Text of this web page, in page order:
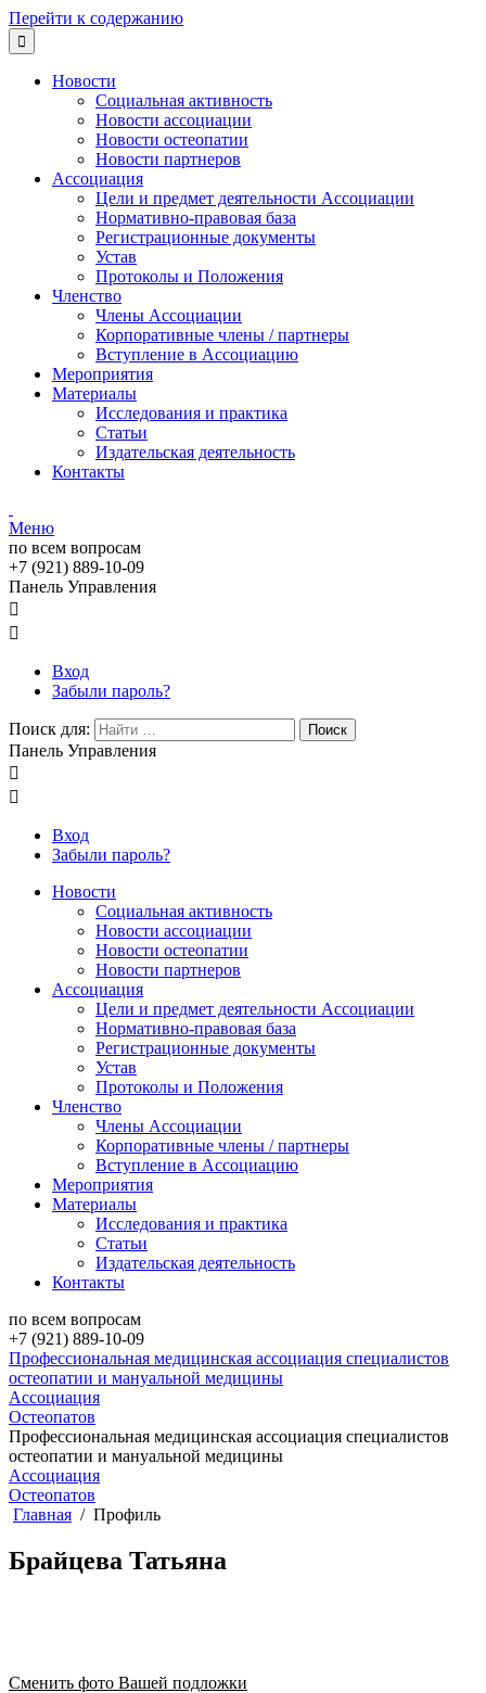
Перейти к содержанию

Новости
Социальная активность
Новости ассоциации
Новости остеопатии
Новости партнеров
Ассоциация
Цели и предмет деятельности Ассоциации
Нормативно-правовая база
Регистрационные документы
Устав
Протоколы и Положения
Членство
Члены Ассоциации
Корпоративные члены / партнеры
Вступление в Ассоциацию
Мероприятия
Материалы
Исследования и практика
Статьи
Издательская деятельность
Контакты
Меню
по всем вопросам
+7 (921) 889-10-09
Панель Управления


Вход
Забыли пароль?
Поиск для: Поиск
Панель Управления


Вход
Забыли пароль?
Новости
Социальная активность
Новости ассоциации
Новости остеопатии
Новости партнеров
Ассоциация
Цели и предмет деятельности Ассоциации
Нормативно-правовая база
Регистрационные документы
Устав
Протоколы и Положения
Членство
Члены Ассоциации
Корпоративные члены / партнеры
Вступление в Ассоциацию
Мероприятия
Материалы
Исследования и практика
Статьи
Издательская деятельность
Контакты
по всем вопросам
+7 (921) 889-10-09
Профессиональная медицинская ассоциация специалистов
остеопатии и мануальной медицины
Ассоциация
Остеопатов
Профессиональная медицинская ассоциация специалистов
остеопатии и мануальной медицины
Ассоциация
Остеопатов
Главная
Профиль
Брайцева Татьяна
Сменить фото Вашей подложки